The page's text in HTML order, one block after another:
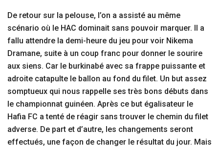
De retour sur la pelouse, l’on a assisté au même
scénario où le HAC dominait sans pouvoir marquer. Il a
fallu attendre la demi-heure du jeu pour voir Nikema
Dramane, suite à un coup franc pour donner le sourire
aux siens. Car le burkinabé avec sa frappe puissante et
adroite catapulte le ballon au fond du filet. Un but assez
somptueux qui nous rappelle ses très bons débuts dans
le championnat guinéen. Après ce but égalisateur le
Hafia FC a tenté de réagir sans trouver le chemin du filet
adverse. De part et d’autre, les changements seront
effectués, une façon de changer le résultat du jour. Mais